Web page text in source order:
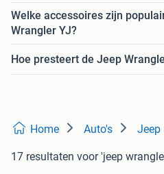
Welke accessoires zijn
Wrangler YJ?
Hoe presteert de Jeep
Home Auto's Jeep
17 resultaten voor 'jeep